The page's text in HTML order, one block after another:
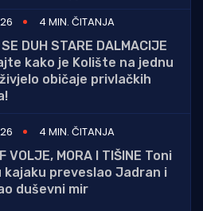
4 MIN. ČITANJA
DUH STARE DALMACIJE
kako je Kolište na jednu
običaje privlačkih
4 MIN. ČITANJA
VOLJE, MORA I TIŠINE Toni
kajaku preveslao Jadran i
duševni mir